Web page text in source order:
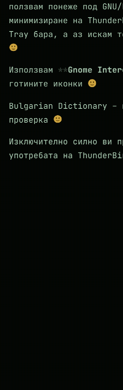
ползвам понеже под
минимизиране на
Tray бара, а аз искам
Използвам Gnome
готините иконки
Bulgarian Dictionary –
проверка
Изключително силно ви
употребата на